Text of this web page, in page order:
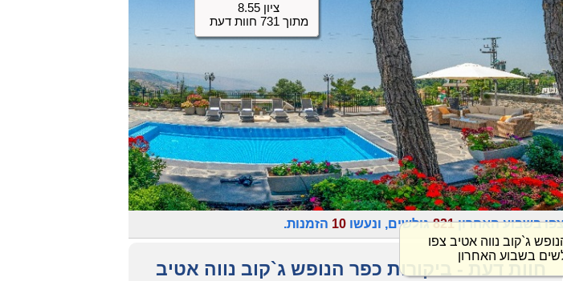
ציון 8.55
מתוך 731 חוות דעת
בשבוע האחרון821גולשים, ונעשו 10 הזמנות.
חוות דעת - ביקורות כפר הנופש ג`קוב נווה אטיב
ג`קוב נווה אטיב צפו